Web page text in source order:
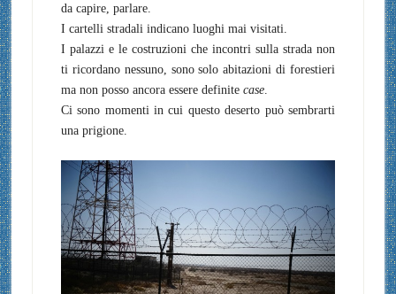
da capire, parlare.
I cartelli stradali indicano luoghi mai visitati.
I palazzi e le costruzioni che incontri sulla strada non
ti ricordano nessuno, sono solo abitazioni di forestieri
ma non posso ancora essere definite case.
Ci sono momenti in cui questo deserto può sembrarti
una prigione.